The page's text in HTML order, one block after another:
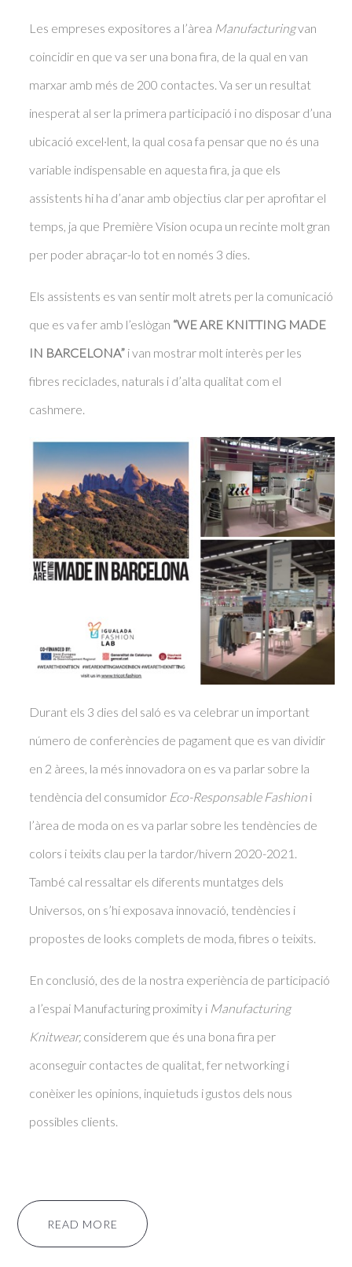
Les empreses expositores a l’àrea Manufacturingvan
coincidir en que va ser una bona fira, de la qual en van
marxar amb més de 200 contactes. Va ser un resultat
inesperat al ser la primera participació i no disposar d’una
ubicació excel·lent, la qual cosa fa pensar que no és una
variable indispensable en aquesta fira, ja que els
assistents hi ha d’anar amb objectius clar per aprofitar el
temps, ja que Première Vision ocupa un recinte molt gran
per poder abraçar-lo tot en només 3 dies.
Els assistents es van sentir molt atrets per la comunicació
que es va fer amb l’eslògan “WE ARE KNITTING MADE
IN BARCELONA” i van mostrar molt interès per les
fibres reciclades, naturals i d’alta qualitat com el
cashmere.
Durant els 3 dies del saló es va celebrar un important
número de conferències de pagament que es van dividir
en 2 àrees, la més innovadora on es va parlar sobre la
tendència del consumidor Eco-Responsable Fashion i
l’àrea de moda on es va parlar sobre les tendències de
colors i teixits clau per la tardor/hivern 2020-2021.
També cal ressaltar els diferents muntatges dels
Universos, on s’hi exposava innovació, tendències i
propostes de looks complets de moda, fibres o teixits.
En conclusió, des de la nostra experiència de participació
a l’espai Manufacturing proximity i Manufacturing
Knitwear, considerem que és una bona fira per
aconseguir contactes de qualitat, fer networking i
conèixer les opinions, inquietuds i gustos dels nous
possibles clients.
READ MORE